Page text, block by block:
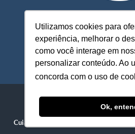
Utilizamos cookies para
experiência, melhorar o
como você interage em
personalizar conteúdo. Ao
concorda com o uso de
Ok,
O Sesi MT está à sua
dúvidas, receber reclamações,
visando sempre oferecer
Sistema FIEMT / SESI-MT -
Avenida Historiador Rubens de
Cuiabá - MT / CEP 78049-940